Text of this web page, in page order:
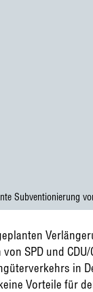
Subventionierung
SPD und
in
Vorteile für